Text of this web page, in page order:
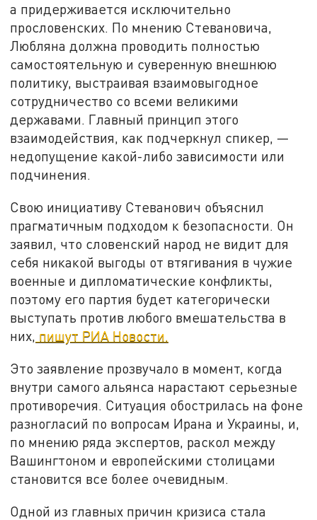
а придерживается исключительно
прословенских. По мнению Стевановича,
Любляна должна проводить полностью
самостоятельную и суверенную внешнюю
политику, выстраивая взаимовыгодное
сотрудничество со всеми великими
державами. Главный принцип этого
взаимодействия, как подчеркнул спикер, —
недопущение какой-либо зависимости или
подчинения.
Свою инициативу Стеванович объяснил
прагматичным подходом к безопасности. Он
заявил, что словенский народ не видит для
себя никакой выгоды от втягивания в чужие
военные и дипломатические конфликты,
поэтому его партия будет категорически
выступать против любого вмешательства в
них, пишут РИА Новости.
Это заявление прозвучало в момент, когда
внутри самого альянса нарастают серьезные
противоречия. Ситуация обострилась на фоне
разногласий по вопросам Ирана и Украины, и,
по мнению ряда экспертов, раскол между
Вашингтоном и европейскими столицами
становится все более очевидным.
Одной из главных причин кризиса стала